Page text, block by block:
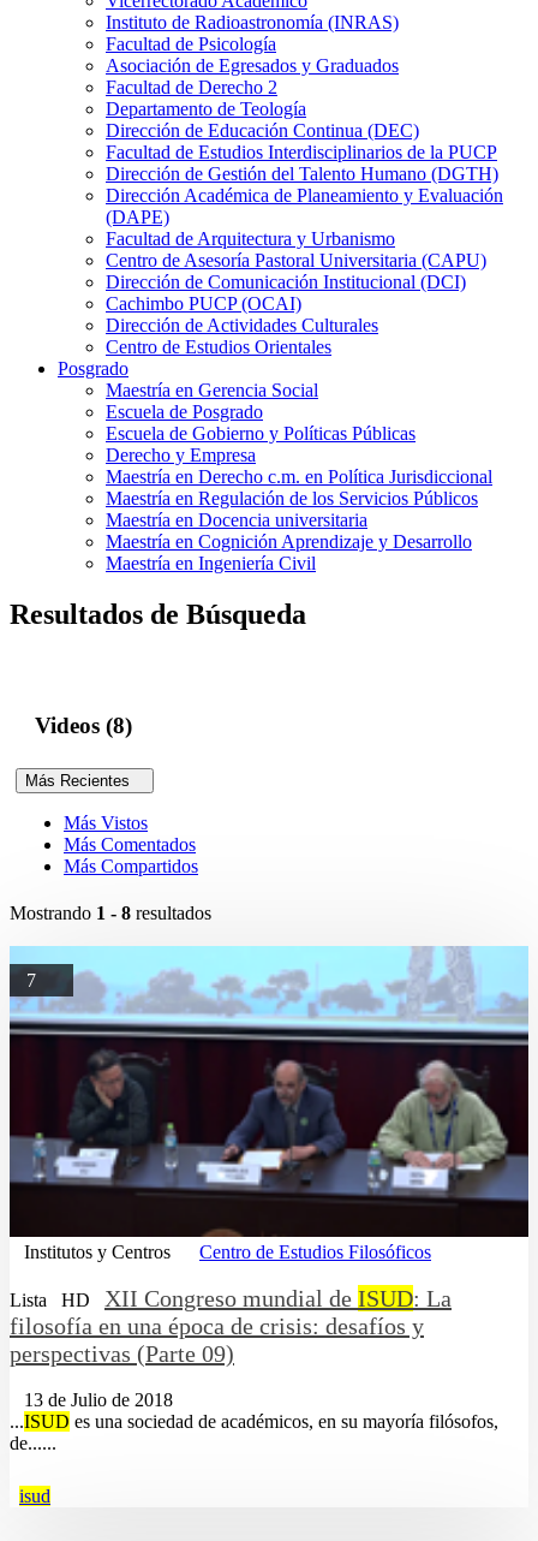
Instituto de Radioastronomía (INRAS)
Facultad de Psicología
Asociación de Egresados y Graduados
Facultad de Derecho 2
Departamento de Teología
Dirección de Educación Continua (DEC)
Facultad de Estudios Interdisciplinarios de la PUCP
Dirección de Gestión del Talento Humano (DGTH)
Dirección Académica de Planeamiento y Evaluación
(DAPE)
Facultad de Arquitectura y Urbanismo
Centro de Asesoría Pastoral Universitaria (CAPU)
Dirección de Comunicación Institucional (DCI)
Cachimbo PUCP (OCAI)
Dirección de Actividades Culturales
Centro de Estudios Orientales
Posgrado
Maestría en Gerencia Social
Escuela de Posgrado
Escuela de Gobierno y Políticas Públicas
Derecho y Empresa
Maestría en Derecho c.m. en Política Jurisdiccional
Maestría en Regulación de los Servicios Públicos
Maestría en Docencia universitaria
Maestría en Cognición Aprendizaje y Desarrollo
Maestría en Ingeniería Civil
Resultados de Búsqueda
Videos (8)
Más Recientes
Más Vistos
Más Comentados
Más Compartidos
Mostrando 1 - 8 resultados
7
Institutos y Centros Centro de Estudios Filosóficos
Lista HD XII Congreso mundial de ISUD: La
filosofía en una época de crisis: desafíos y
perspectivas (Parte 09)
13 de Julio de 2018
...ISUD es una sociedad de académicos, en su mayoría filósofos,
de......
isud